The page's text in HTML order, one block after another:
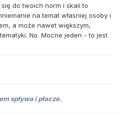
do twoich norm i skali to
na temat własniej osoby i
a może nawet większym,
No. Mocne jeden - to jest
spływa i płacze.